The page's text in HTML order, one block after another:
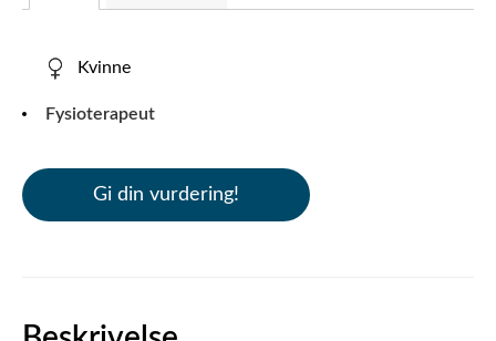
Kvinne
Fysioterapeut
Gi din vurdering!